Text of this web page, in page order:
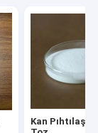
Kan